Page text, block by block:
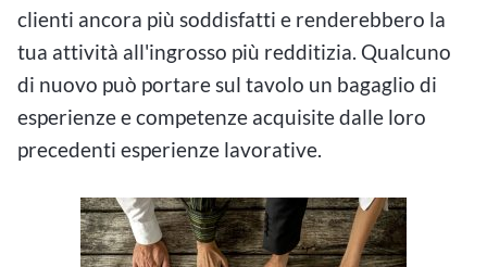
clienti ancora più soddisfatti e renderebbero la
tua attività all'ingrosso più redditizia. Qualcuno
di nuovo può portare sul tavolo un bagaglio di
esperienze e competenze acquisite dalle loro
precedenti esperienze lavorative.